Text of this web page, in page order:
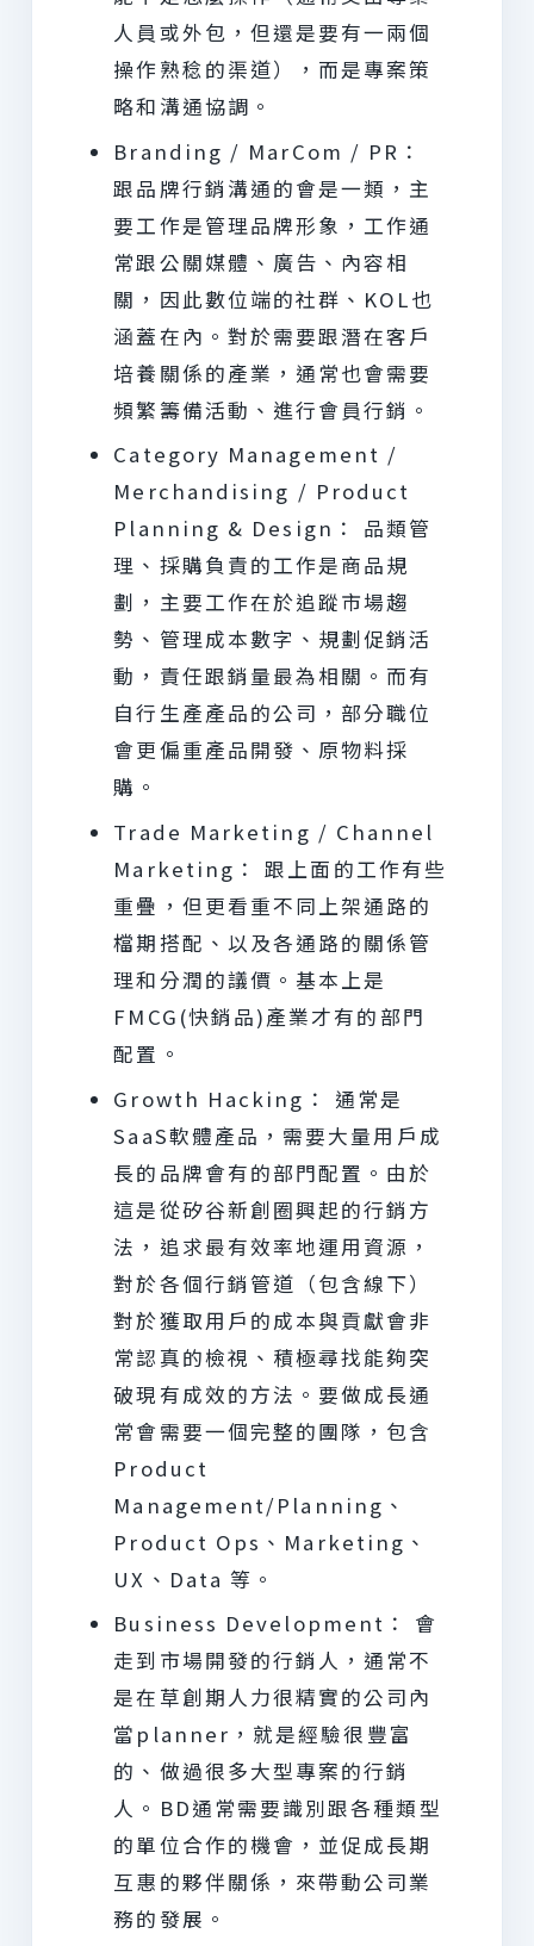
人員或外包，但還是要有一兩個
操作熟稔的渠道），而是專案策
略和溝通協調。
Branding / MarCom / PR：
跟品牌行銷溝通的會是一類，主
要工作是管理品牌形象，工作通
常跟公關媒體、廣告、內容相
關，因此數位端的社群、KOL也
涵蓋在內。對於需要跟潛在客戶
培養關係的產業，通常也會需要
頻繁籌備活動、進行會員行銷。
Category Management /
Merchandising / Product
Planning & Design： 品類管
理、採購負責的工作是商品規
劃，主要工作在於追蹤市場趨
勢、管理成本數字、規劃促銷活
動，責任跟銷量最為相關。而有
自行生產產品的公司，部分職位
會更偏重產品開發、原物料採
購。
Trade Marketing / Channel
Marketing： 跟上面的工作有些
重疊，但更看重不同上架通路的
檔期搭配、以及各通路的關係管
理和分潤的議價。基本上是
FMCG(快銷品)產業才有的部門
配置。
Growth Hacking： 通常是
SaaS軟體產品，需要大量用戶成
長的品牌會有的部門配置。由於
這是從矽谷新創圈興起的行銷方
法，追求最有效率地運用資源，
對於各個行銷管道（包含線下）
對於獲取用戶的成本與貢獻會非
常認真的檢視、積極尋找能夠突
破現有成效的方法。要做成長通
常會需要一個完整的團隊，包含
Product
Management/Planning、
Product Ops、Marketing、
UX、Data 等。
Business Development： 會
走到市場開發的行銷人，通常不
是在草創期人力很精實的公司內
當planner，就是經驗很豐富
的、做過很多大型專案的行銷
人。BD通常需要識別跟各種類型
的單位合作的機會，並促成長期
互惠的夥伴關係，來帶動公司業
務的發展。